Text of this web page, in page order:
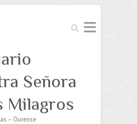
Buscar
Señora
Milagros
– Ourense